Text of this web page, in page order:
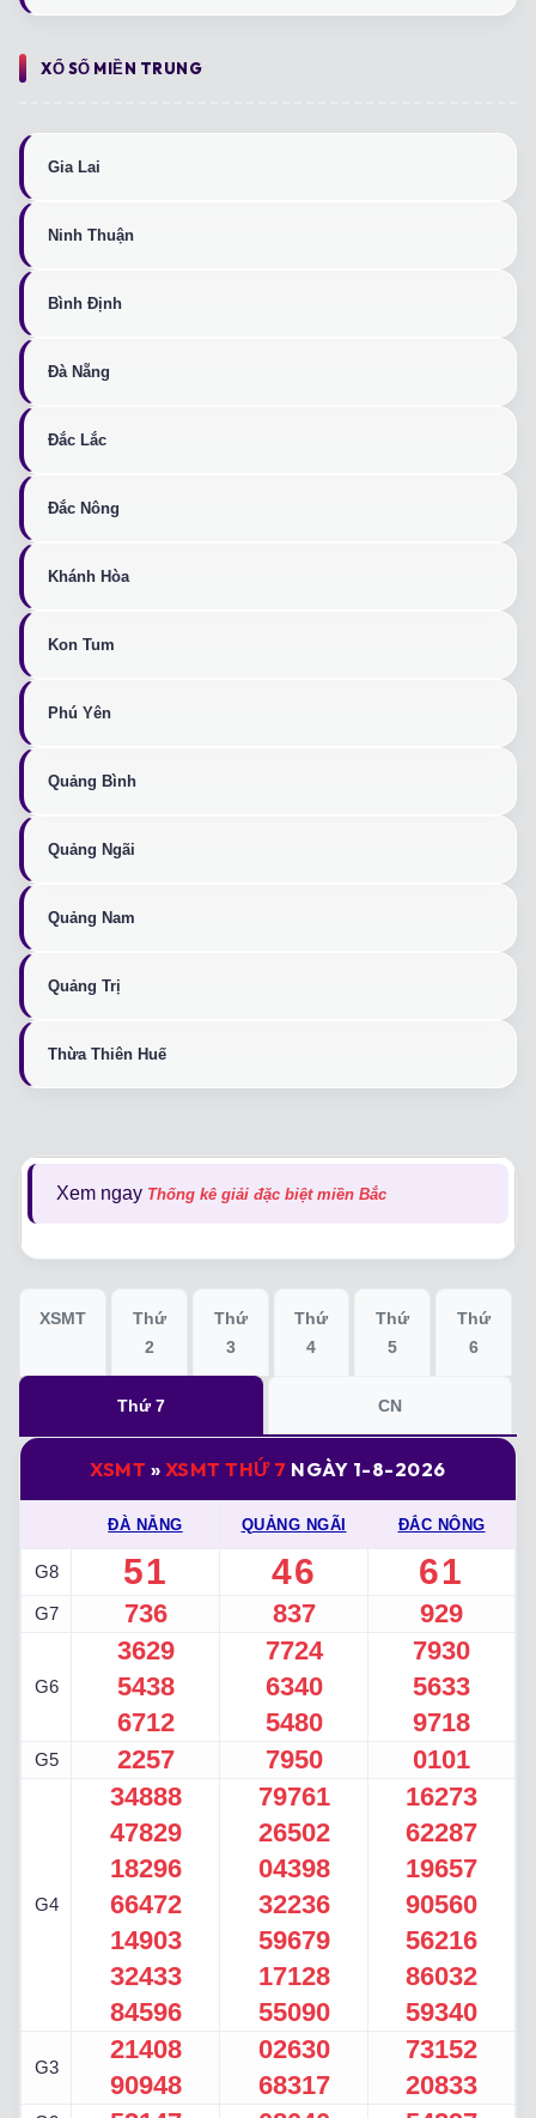
XỔ SỐ MIỀN TRUNG
Gia Lai
Ninh Thuận
Bình Định
Đà Nẵng
Đắc Lắc
Đắc Nông
Khánh Hòa
Kon Tum
Phú Yên
Quảng Bình
Quảng Ngãi
Quảng Nam
Quảng Trị
Thừa Thiên Huế
Xem ngay Thống kê giải đặc biệt miền Bắc
XSMT
Thứ
2
Thứ
3
Thứ
4
Thứ
5
Thứ
6
Thứ 7 CN
XSMT » XSMT THỨ 7 NGÀY 1-8-2026
ĐÀ NẴNG QUẢNG NGÃI ĐẮC NÔNG
G8 51 46 61
G7 736 837 929
G6
3629
5438
6712
7724
6340
5480
7930
5633
9718
G5 2257 7950 0101
G4
34888
47829
18296
66472
14903
32433
84596
79761
26502
04398
32236
59679
17128
55090
16273
62287
19657
90560
56216
86032
59340
G3
21408
90948
02630
68317
73152
20833